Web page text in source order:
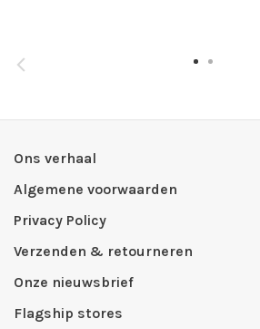
Ons verhaal
Algemene voorwaarden
Privacy Policy
Verzenden & retourneren
Onze nieuwsbrief
Flagship stores